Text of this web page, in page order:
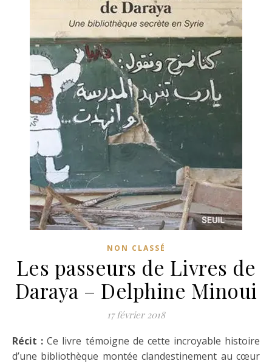
NON CLASSÉ
Les passeurs de Livres de
Daraya – Delphine Minoui
17 février 2018
Récit :Ce livre témoigne de cette incroyable histoire
d’une bibliothèque montée clandestinement au cœur